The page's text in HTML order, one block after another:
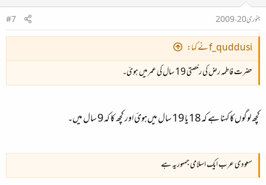
جنوری 20، 2009
#7
f_quddusi نے کہا:
حضرت فاطمہ رض کی رخصتی 19 سال کی عمر میں ہوئ۔
کچھ لوگوں‌کا کہنا ہے کہ 18 یا 19 سال میں‌ہوئ اور کچھ کا کہ 9 سال میں۔
سعودی عرب ایک اسلامی جمہوریہ ہے